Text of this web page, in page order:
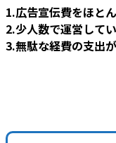
1.広告宣伝費をほと
2.少人数で運営して
3.無駄な経費の支出が